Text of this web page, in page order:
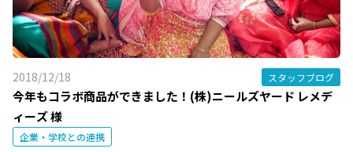
2018/12/18 スタッフブログ
今年もコラボ商品ができました！(株)ニールズヤード レメデ
ィーズ 様
企業・学校との連携